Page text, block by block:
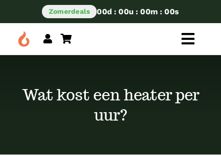
to
content
Zomerdeals 00d : 00u : 00m : 00s
Wat kost een heater per
uur?